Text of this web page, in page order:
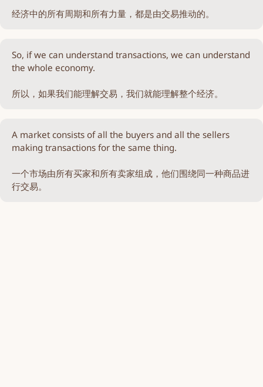
经济中的所有周期和所有力量，都是由交易推动的。
So, if we can understand transactions, we can understand
the whole economy.
所以，如果我们能理解交易，我们就能理解整个经济。
A market consists of all the buyers and all the sellers
making transactions for the same thing.
一个市场由所有买家和所有卖家组成，他们围绕同一种商品进
行交易。